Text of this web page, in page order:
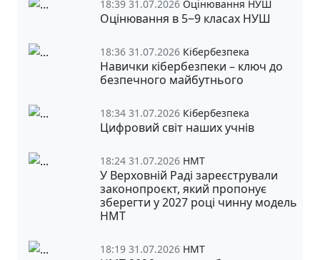
18:39 31.07.2026 Оцінювання НУШ
Оцінювання в 5‒9 класах НУШ
18:36 31.07.2026 Кібербезпека
Навички кібербезпеки – ключ до
безпечного майбутнього
18:34 31.07.2026 Кібербезпека
Цифровий світ наших учнів
18:24 31.07.2026 НМТ
У Верховній Раді зареєстрували
законопроєкт, який пропонує
зберегти у 2027 році чинну модель
НМТ
18:19 31.07.2026 НМТ